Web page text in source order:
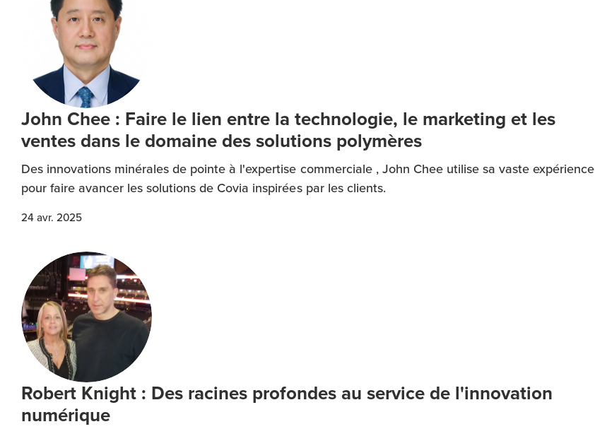
John Chee : Faire le lien entre la technologie, le marketing et les
ventes dans le domaine des solutions polymères
Des innovations minérales de pointe à l'expertise commerciale , John Chee utilise sa vaste expérience
pour faire avancer les solutions de Covia inspirées par les clients.
24 avr. 2025
Robert Knight : Des racines profondes au service de l'innovation
numérique